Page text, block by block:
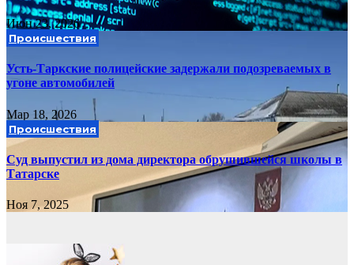
Июн 23, 2026
Происшествия
Усть-Таркские полицейские задержали подозреваемых в
угоне автомобилей
Мар 18, 2026
Происшествия
Суд выпустил из дома директора обрушившейся школы в
Татарске
Ноя 7, 2025